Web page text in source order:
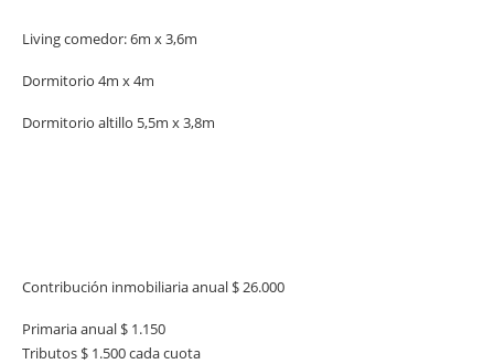
Living comedor: 6m x 3,6m
Dormitorio 4m x 4m
Dormitorio altillo 5,5m x 3,8m
Contribución inmobiliaria anual $ 26.000
Primaria anual $ 1.150
Tributos $ 1.500 cada cuota